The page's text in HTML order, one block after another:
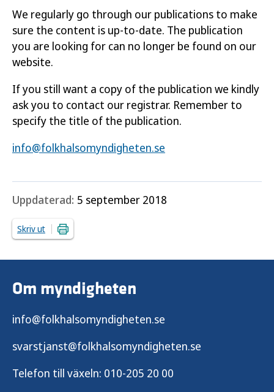
We regularly go through our publications to make
sure the content is up-to-date. The publication
you are looking for can no longer be found on our
website.
If you still want a copy of the publication we kindly
ask you to contact our registrar. Remember to
specify the title of the publication.
info@folkhalsomyndigheten.se
Uppdaterad: 5 september 2018
Skriv ut
Om myndigheten
info@folkhalsomyndigheten.se
svarstjanst@folkhalsomyndigheten.se
Telefon till växeln: 010-205 20 00